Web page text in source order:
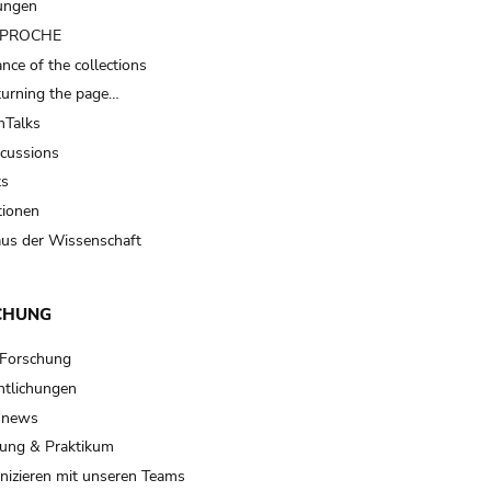
of the collections
the page…
der Wissenschaft
& Praktikum
mit unseren Teams